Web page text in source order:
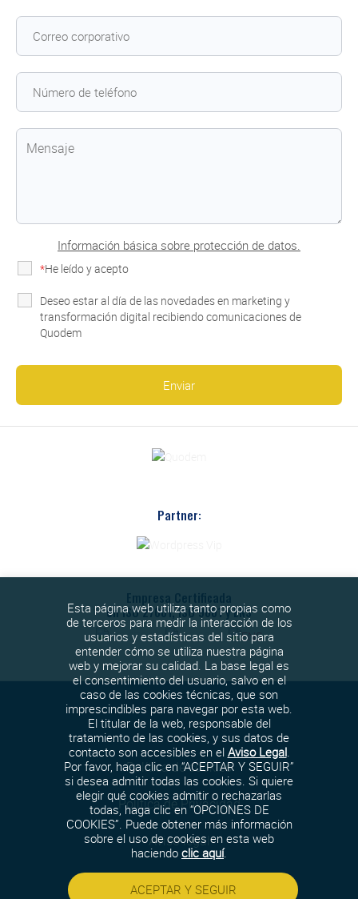
Información básica sobre protección de datos.
He leído y acepto
*
Deseo estar al día de las novedades en marketing y
transformación digital recibiendo comunicaciones de
Quodem
Partner:
Empresa Certificada
en ISO 27001, ISO 9001 y ENS
Política de cookies
Política de Privacidad
Aviso legal
Política de seguridad
Esta página web utiliza tanto propias como
de terceros para medir la interacción de los
usuarios y estadísticas del sitio para
entender cómo se utiliza nuestra página
web y mejorar su calidad. La base legal es
el consentimiento del usuario, salvo en el
caso de las cookies técnicas, que son
imprescindibles para navegar por esta web.
El titular de la web, responsable del
tratamiento de las cookies, y sus datos de
contacto son accesibles en el Aviso Legal.
Por favor, haga clic en “ACEPTAR Y SEGUIR”
si desea admitir todas las cookies. Si quiere
elegir qué cookies admitir o rechazarlas
todas, haga clic en “OPCIONES DE
COOKIES”. Puede obtener más información
sobre el uso de cookies en esta web
haciendo clic aquí.
ACEPTAR Y SEGUIR